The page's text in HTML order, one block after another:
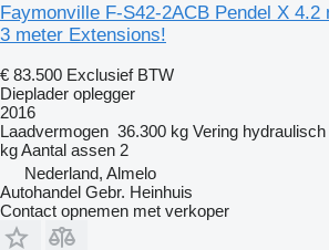
Faymonville F-S42-2ACB Pendel X 4.2
3 meter Extensions!
€ 83.500 Exclusief BTW
Dieplader oplegger
2016
Laadvermogen 36.300 kg Vering hydraulisch
kgAantal assen 2
Nederland, Almelo
Autohandel Gebr. Heinhuis
Contact opnemen met verkoper